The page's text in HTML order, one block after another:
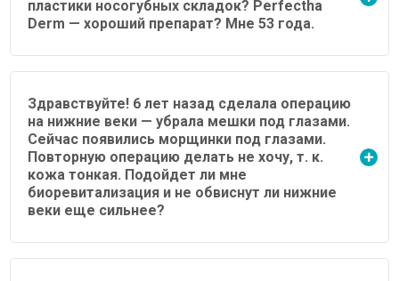
пластики носогубных складок? Perfectha
Derm — хороший препарат? Мне 53 года.
Здравствуйте! 6 лет назад сделала операцию
на нижние веки — убрала мешки под глазами.
Сейчас появились морщинки под глазами.
Повторную операцию делать не хочу, т. к.
кожа тонкая. Подойдет ли мне
биоревитализация и не обвиснут ли нижние
веки еще сильнее?